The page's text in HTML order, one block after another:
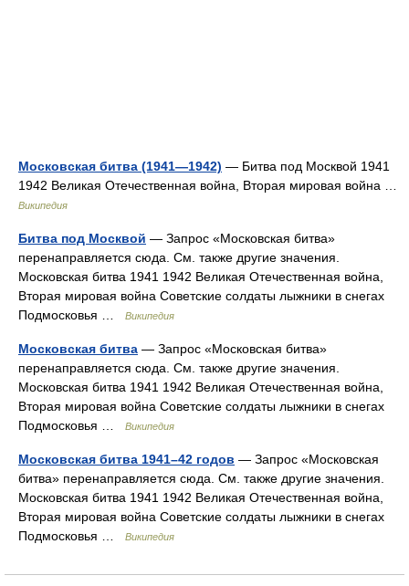
Московская битва (1941—1942) — Битва под Москвой 1941
1942 Великая Отечественная война, Вторая мировая война …
Википедия
Битва под Москвой — Запрос «Московская битва»
перенаправляется сюда. Cм. также другие значения.
Московская битва 1941 1942 Великая Отечественная война,
Вторая мировая война Советские солдаты лыжники в снегах
Подмосковья …
Википедия
Московская битва — Запрос «Московская битва»
перенаправляется сюда. Cм. также другие значения.
Московская битва 1941 1942 Великая Отечественная война,
Вторая мировая война Советские солдаты лыжники в снегах
Подмосковья …
Википедия
Московская битва 1941–42 годов — Запрос «Московская
битва» перенаправляется сюда. Cм. также другие значения.
Московская битва 1941 1942 Великая Отечественная война,
Вторая мировая война Советские солдаты лыжники в снегах
Подмосковья …
Википедия